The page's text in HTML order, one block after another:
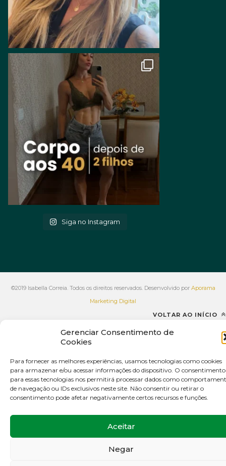
Gerenciar Consentimento de
Cookies
Para fornecer as melhores experiências, usamos tecnologias como cookies
para armazenar e/ou acessar informações do dispositivo. O consentimento
para essas tecnologias nos permitirá processar dados como
de navegação ou IDs exclusivos neste site. Não consentir ou retirar o
consentimento pode afetar negativamente certos recursos e funções.
Aceitar
Negar
Siga no Instagram
©2019 Isabella Correia. Todos os direitos reservados. Desenvolvido por Aporama
Marketing Digital
VOLTAR AO INÍCIO